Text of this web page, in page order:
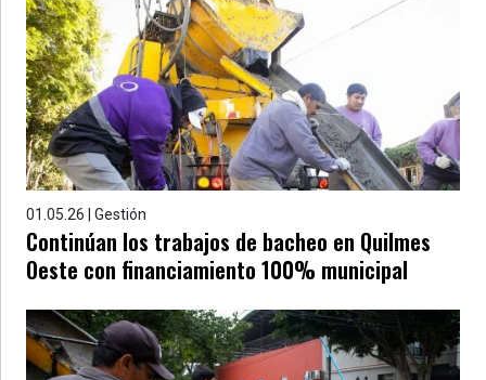
01.05.26 | Gestión
Continúan los trabajos de bacheo en Quilmes
Oeste con financiamiento 100% municipal